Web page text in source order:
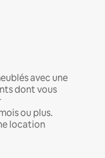
avec une
dont vous
ou plus.
location